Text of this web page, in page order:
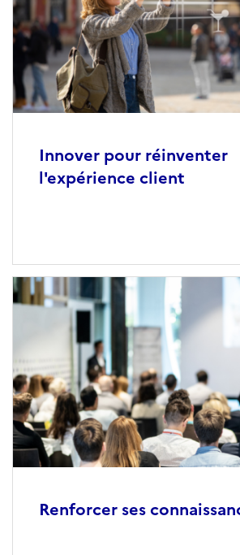
Innover pour réinventer
l'expérience client
Renforcer ses